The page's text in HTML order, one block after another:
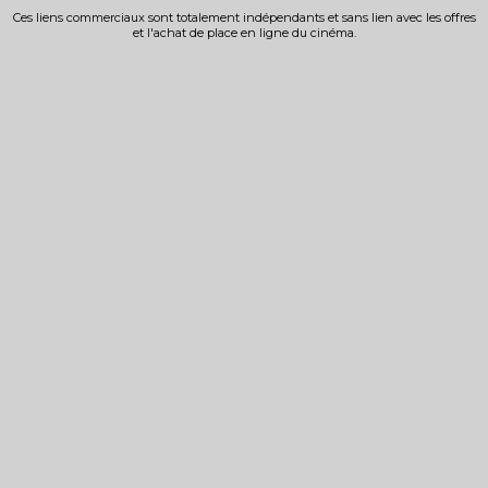
Ces liens commerciaux sont totalement indépendants et sans lien avec les offres
et l'achat de place en ligne du cinéma.